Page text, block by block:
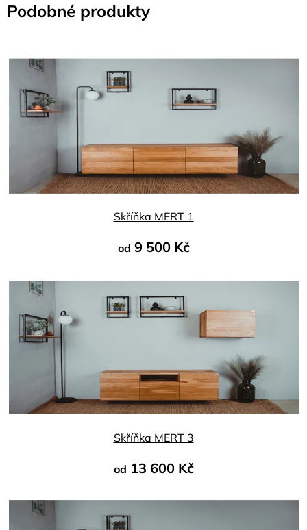
Podobné produkty
Skříňka MERT 1
produktu
5
hvězdiček.
od 9 500 Kč
Skříňka MERT 3
od 13 600 Kč